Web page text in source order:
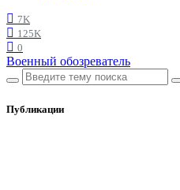
7K
125K
0
Военный обозреватель
Публикации